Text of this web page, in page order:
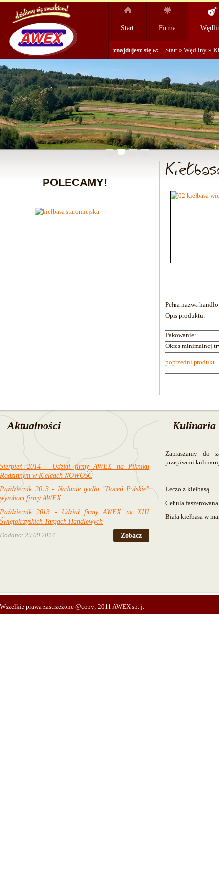
Start Firma
znajdujesz się w: Start » Wędliny »
POLECAMY!
Pełna nazwa
Opis produktu:
Pakowanie:
Okres minimalnej
poprzedni produkt
Aktualności
Sierpień 2014 - Udział firmy AWEX na Pikniku
Rodzinnym w Kielcach NOWOŚĆ
Październik 2013 - Nadanie godła "Doceń Polskie"
wyrobom firmy AWEX
Październik 2013 - Udział firmy AWEX na XIII
Świętokrzyskich Targach Handlowych
Dodano: 29.09.2014
Zobacz
Kulinaria
Zapraszamy do
przepisami
Leczo z kiełbasą
Cebula
Biała kiełbasa w
Wszelkie prawa zastrzeżone @copy; 2011 AWEX sp. j.